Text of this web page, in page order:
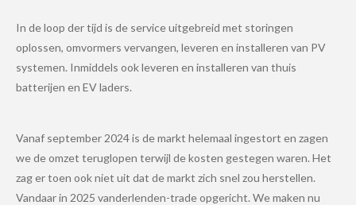
In de loop der tijd is de service uitgebreid met storingen
oplossen, omvormers vervangen, leveren en installeren van PV
systemen. Inmiddels ook leveren en installeren van thuis
batterijen en EV laders.
Vanaf september 2024 is de markt helemaal ingestort en zagen
we de omzet teruglopen terwijl de kosten gestegen waren. Het
zag er toen ook niet uit dat de markt zich snel zou herstellen.
Vandaar in 2025 vanderlenden-trade opgericht. We maken nu